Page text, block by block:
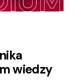
wiedzy